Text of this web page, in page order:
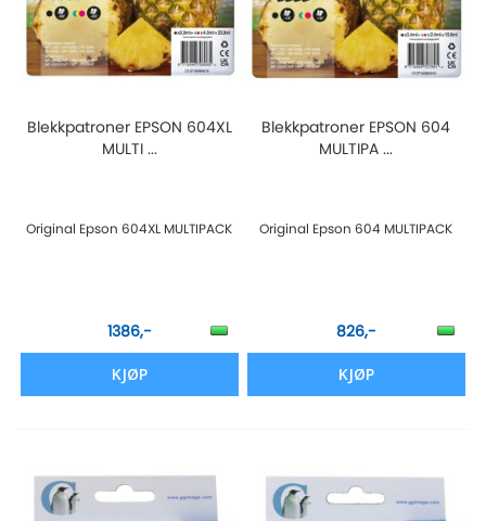
Blekkpatroner EPSON 604XL
MULTI ...
Original Epson 604XL MULTIPACK
1386,-
KJØP
Blekkpatroner EPSON 604
MULTIPA ...
Original Epson 604 MULTIPACK
826,-
KJØP